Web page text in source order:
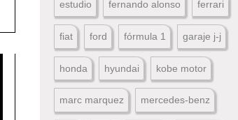
estudio fernando alonso ferrari
fiat ford fórmula 1 garaje j-j
honda hyundai kobe motor
marc marquez mercedes-benz